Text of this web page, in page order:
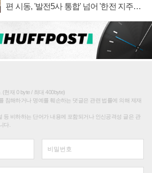
편 시동, '발전5사 통합' 넘어 '한전 지주사'
현재 0 byte / 최대 400byte)
침해하거나 명예를 훼손하는 댓글은 관련 법률에 의해 제재
등 비하하는 단어가 내용에 포함되거나 인신공격성 글은 관
다.